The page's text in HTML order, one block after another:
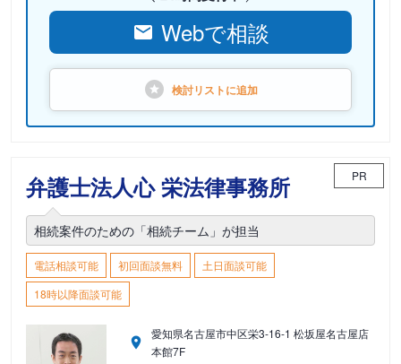
Webで相談
検討リストに追加
弁護士法人心 栄法律事務所 PR
相続案件のための「相続チーム」が担当
電話相談可能 初回面談無料
土日面談可能
18時以降面談可能
愛知県名古屋市中区栄3-16-1 松坂屋名古屋店
本館7F